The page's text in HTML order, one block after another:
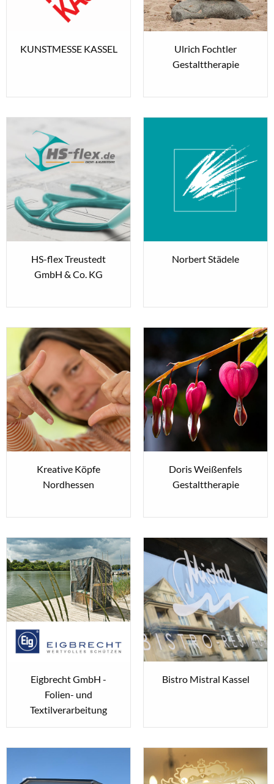
KUNSTMESSE KASSEL
Ulrich Fochtler
Gestalttherapie
HS-flex Treustedt
GmbH & Co. KG
Norbert Städele
Kreative Köpfe
Nordhessen
Doris Weißenfels
Gestalttherapie
Eigbrecht GmbH -
Folien- und
Textilverarbeitung
Bistro Mistral Kassel